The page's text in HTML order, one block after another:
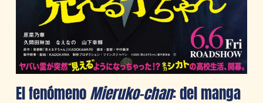
El fenómenoMieruko-chan: del manga